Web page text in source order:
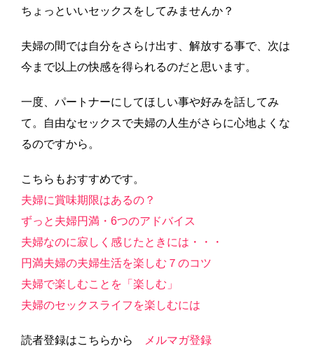
ちょっといいセックスをしてみませんか？
夫婦の間では自分をさらけ出す、解放する事で、次は
今まで以上の快感を得られるのだと思います。
一度、パートナーにしてほしい事や好みを話してみ
て。自由なセックスで夫婦の人生がさらに心地よくな
るのですから。
こちらもおすすめです。
夫婦に賞味期限はあるの？
ずっと夫婦円満・6つのアドバイス
夫婦なのに寂しく感じたときには・・・
円満夫婦の夫婦生活を楽しむ７のコツ
夫婦で楽しむことを「楽しむ」
夫婦のセックスライフを楽しむには
読者登録はこちらから メルマガ登録